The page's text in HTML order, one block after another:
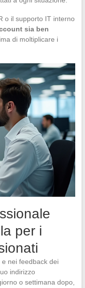
o il supporto IT interno
sia ben
di moltiplicare i
per i
nei feedback dei
indirizzo
o settimana dopo,